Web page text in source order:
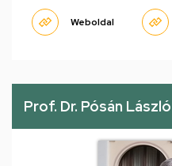
Weboldal
Prof. Dr. Pósán László